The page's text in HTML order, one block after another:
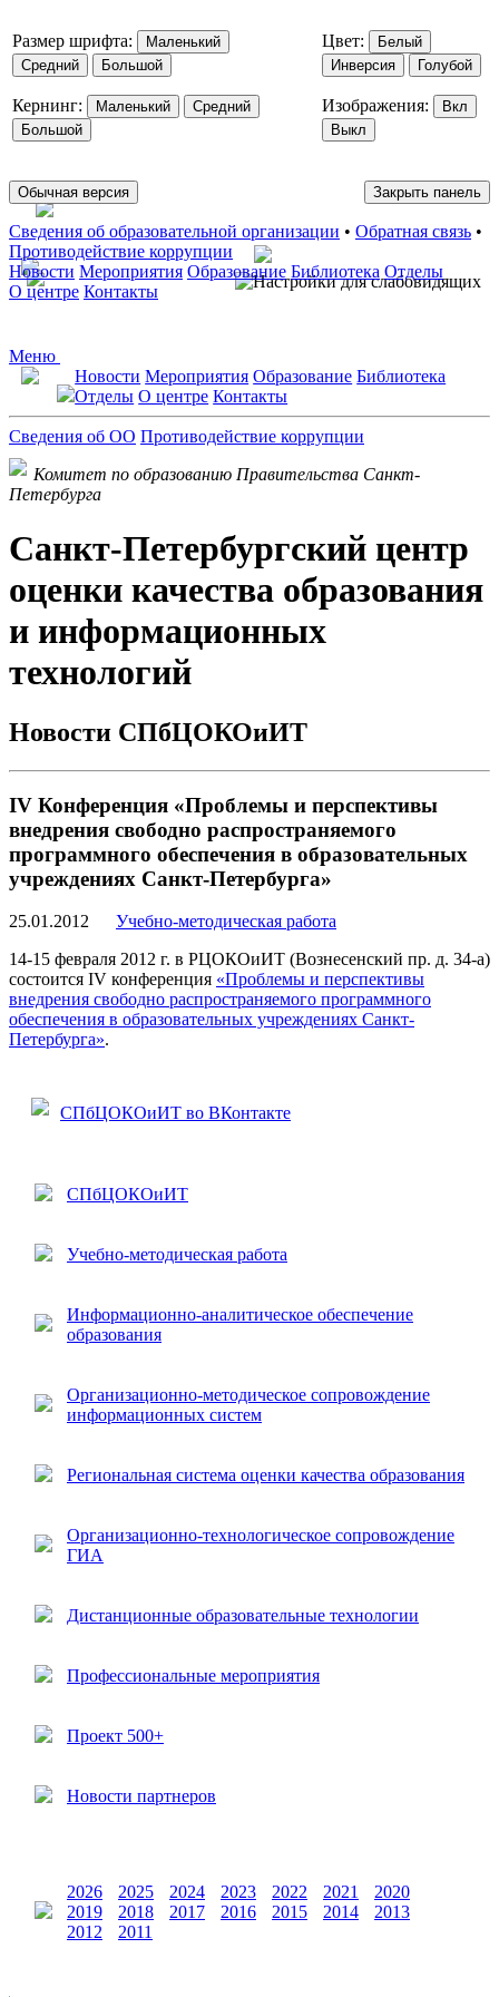
Размер шрифта:
Маленький
Средний
Большой
Кернинг: Маленький
Средний
Большой
Цвет:
Белый
Инверсия
Голубой
Изображения:
Вкл
Выкл
Обычная версия Закрыть панель
Сведения об образовательной организации • Обратная связь •
Противодействие коррупции
Новости Мероприятия Образование Библиотека Отделы
О центре Контакты
Меню
Новости Мероприятия Образование Библиотека
Отделы О центре Контакты
Сведения об ОО Противодействие коррупции
Комитет по образованию Правительства Санкт-
Петербурга
Санкт-Петербургский центр
оценки качества образования
и информационных
технологий
Новости СПбЦОКОиИТ
IV Конференция «Проблемы и перспективы
внедрения свободно распространяемого
программного обеспечения в образовательных
учреждениях Санкт-Петербурга»
25.01.2012
Учебно-методическая работа
14-15 февраля 2012 г. в РЦОКОиИТ (Вознесенский пр. д. 34-а)
состоится IV конференция «Проблемы и перспективы
внедрения свободно распространяемого программного
обеспечения в образовательных учреждениях Санкт-
Петербурга».
СПбЦОКОиИТ во ВКонтакте
СПбЦОКОиИТ
Учебно-методическая работа
Информационно-аналитическое обеспечение
образования
Организационно-методическое сопровождение
информационных систем
Региональная система оценки качества образования
Организационно-технологическое сопровождение
ГИА
Дистанционные образовательные технологии
Профессиональные мероприятия
Проект 500+
Новости партнеров
2026 2025 2024 2023 2022 2021
2020
2019
2018 2017 2016 2015 2014
2013
2012
2011